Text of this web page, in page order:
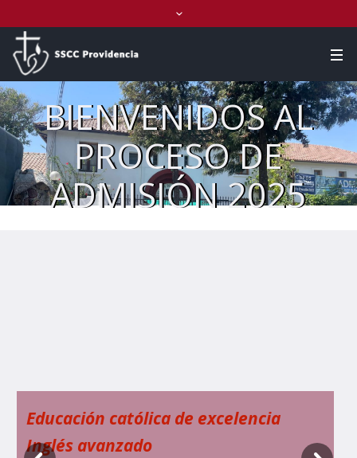
BIENVENIDOS AL
PROCESO DE
ADMISIÓN 2025
Educación católica de excelencia
Inglés avanzado